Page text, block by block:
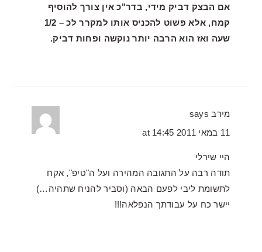
אם הבצק דביק מידי, בדר"כ אין צורך להוסיף
קמח, אלא פשוט להכניס אותו למקרר לכ – 1/2
שעה ואז הוא הרבה יותר נוקשה ופחות דביק.
מירב says
11 במאי 2011 at 14:45
היי שירלי
תודה רבה על התגובה המהירה ועל ה"טיפ", אקח
לתשומת ליבי לפעם הבאה (וסביר להניח שתהיה…)
יישר כח על עבודתך הנפלאה!!!